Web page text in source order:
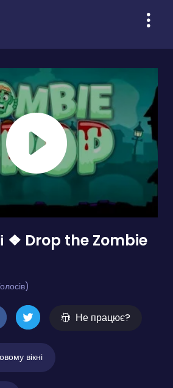
❖ Drop the Zombie
Не працює?
вікні